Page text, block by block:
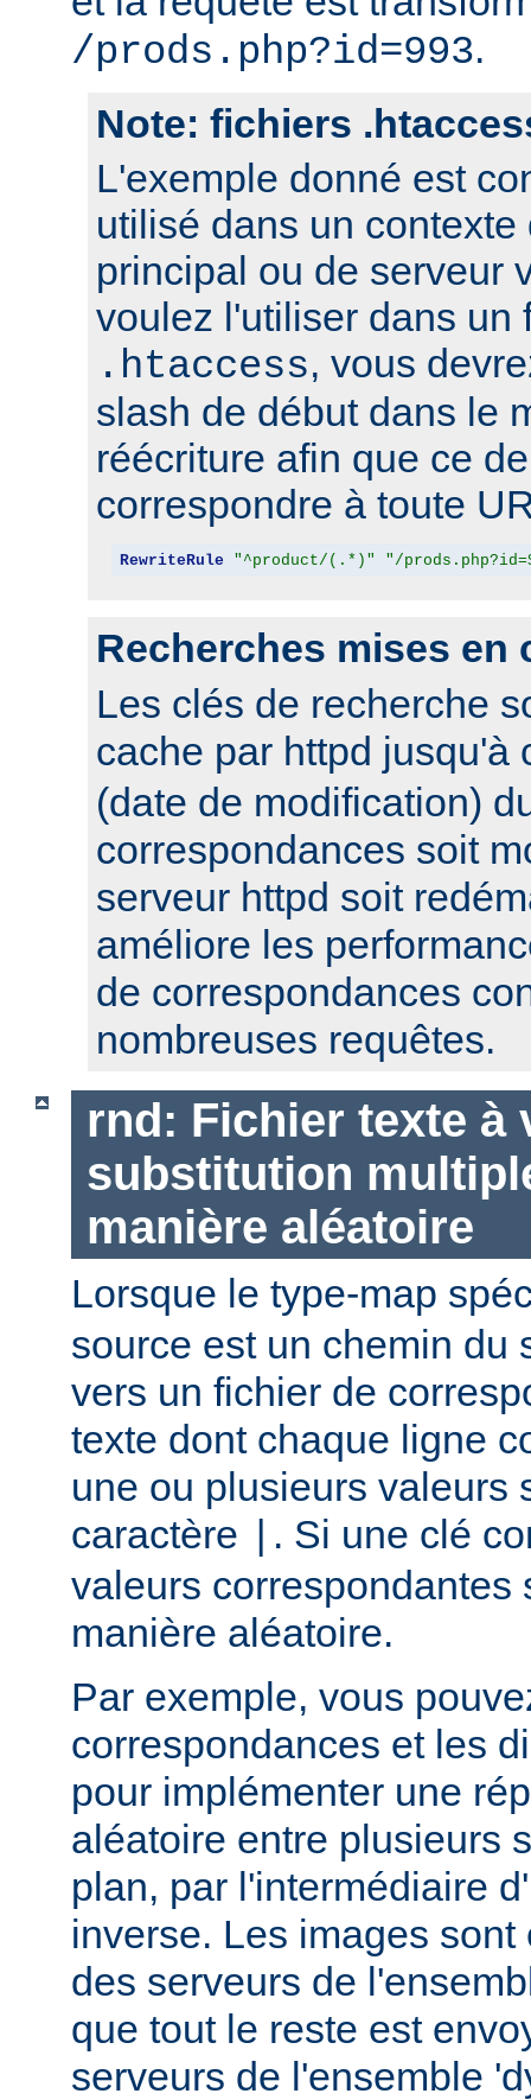
/prods.php?id=993.
Note: fichiers
L'exemple donné est
utilisé dans un contexte
principal ou de serveur
voulez l'utiliser dans un
.htaccess, vous
slash de début dans le
réécriture afin que ce
correspondre à toute
RewriteRule "^product/(.*)" "/
Recherches mises en
Les clés de recherche
cache par httpd jusqu'à
(date de modification)
correspondances soit
serveur httpd soit
améliore les
de correspondances
nombreuses requêtes.
rnd: Fichier texte à
substitution
manière aléatoire
Lorsque le type-map
source est un chemin du
vers un fichier de
texte dont chaque ligne
une ou plusieurs valeurs
caractère
. Si une clé
valeurs correspondantes
manière aléatoire.
Par exemple, vous
correspondances et les
pour implémenter une
aléatoire entre plusieurs
plan, par l'intermédiaire
inverse. Les images
des serveurs de
que tout le reste est
serveurs de l'ensemble